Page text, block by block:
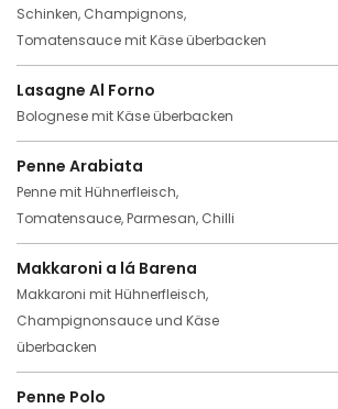
Schinken, Champignons,
Tomatensauce mit Käse überbacken
Lasagne Al Forno
Bolognese mit Käse überbacken
Penne Arabiata
Penne mit Hühnerfleisch,
Tomatensauce, Parmesan, Chilli
Makkaroni a lá Barena
Makkaroni mit Hühnerfleisch,
Champignonsauce und Käse
überbacken
Penne Polo